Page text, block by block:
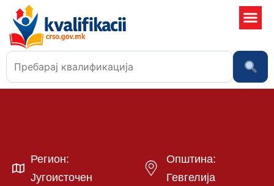
Регион:
Југоисточен
Општина:
Гевгелија